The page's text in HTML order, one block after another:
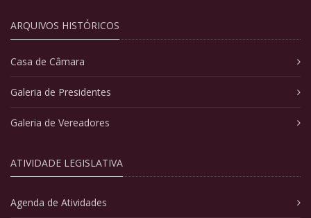
ARQUIVOS HISTÓRICOS
Casa de Câmara
Galeria de Presidentes
Galeria de Vereadores
ATIVIDADE LEGISLATIVA
Agenda de Atividades